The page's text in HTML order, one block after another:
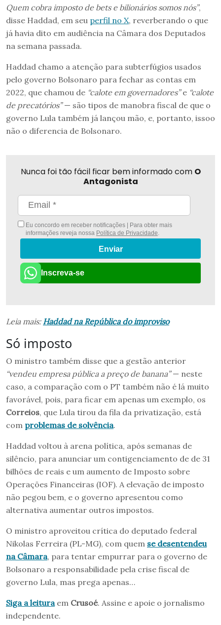
Quem cobra imposto de bets e bilionários somos nós”,
disse Haddad, em seu perfil no X, reverberando o que
já havia dito em audiência na Câmara dos Deputados
na semana passada.
Haddad chamo a atenção para subterfúgios usados
pelo governo Bolsonaro para fechar as contas em
2022, que chamou de “calote em governadores”e “calote
de precatórios”— são tipos de manobra fiscal de que o
governo Lula também já lançou mão, e, portanto, issoo
não o diferencia de Bolsonaro.
Nunca foi tão fácil ficar bem informado com O
Antagonista
Eu concordo em receber notificações | Para obter mais
informações reveja nossa Política de Privacidade.
Enviar
Inscreva-se
Leia mais: Haddad na República do improviso
Só imposto
O ministro também disse que a gestão anterior
“vendeu empresa pública a preço de banana”— neste
caso, a comparação com o PT também não é lá muito
favorável, pois, para ficar em apenas um exemplo, os
Correios, que Lula tirou da fila da privatização, está
com problemas de solvência.
Haddad voltou à arena política, após semanas de
silêncio, para anunciar um contigenciamento de de 31
bilhões de reais e um aumento de Imposto sobre
Operações Financeiras (IOF). A elevação de imposto
não pegou bem, e o governo apresentou como
alternativa aumentar outros impostos.
O ministro aproveitou crítica do deputado federal
Nikolas Ferreira (PL-MG), com quem se desentendeu
na Câmara, para tentar empurrar para o governo de
Bolsonaro a responsabilidade pela crise fiscal de
governo Lula, mas prega apenas…
Siga a leituraem Crusoé. Assine e apoie o jornalismo
independente.